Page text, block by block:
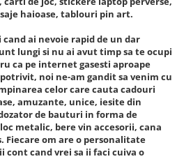
haioase, tablouri pin art.
ai nevoie rapid de un dar
lungi si nu ai avut timp sa te ocupi
ca pe internet gasesti aproape
noi ne-am gandit sa venim cu
celor care cauta cadouri
amuzante, unice, iesite din
de bauturi in forma de
metalic, bere vin accesorii, cana
Fiecare om are o personalitate
cont cand vrei sa ii faci cuiva o